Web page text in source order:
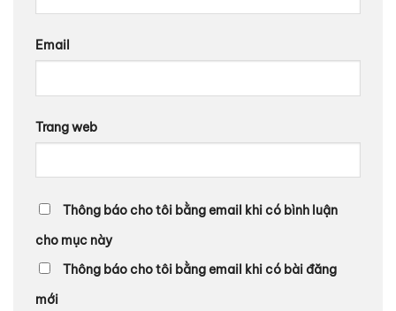
Email
Trang web
Thông báo cho tôi bằng email khi có bình luận
cho mục này
Thông báo cho tôi bằng email khi có bài đăng
mới